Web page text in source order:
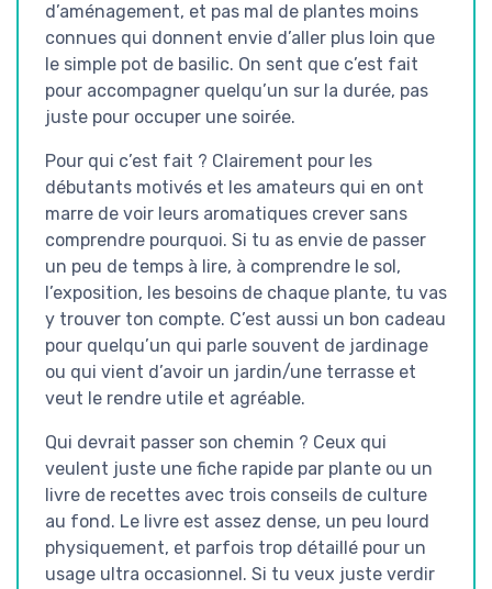
d’aménagement, et pas mal de plantes moins
connues qui donnent envie d’aller plus loin que
le simple pot de basilic. On sent que c’est fait
pour accompagner quelqu’un sur la durée, pas
juste pour occuper une soirée.
Pour qui c’est fait ? Clairement pour les
débutants motivés et les amateurs qui en ont
marre de voir leurs aromatiques crever sans
comprendre pourquoi. Si tu as envie de passer
un peu de temps à lire, à comprendre le sol,
l’exposition, les besoins de chaque plante, tu vas
y trouver ton compte. C’est aussi un bon cadeau
pour quelqu’un qui parle souvent de jardinage
ou qui vient d’avoir un jardin/une terrasse et
veut le rendre utile et agréable.
Qui devrait passer son chemin ? Ceux qui
veulent juste une fiche rapide par plante ou un
livre de recettes avec trois conseils de culture
au fond. Le livre est assez dense, un peu lourd
physiquement, et parfois trop détaillé pour un
usage ultra occasionnel. Si tu veux juste verdir